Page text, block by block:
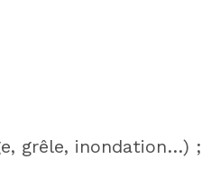
grêle, inondation…) ;